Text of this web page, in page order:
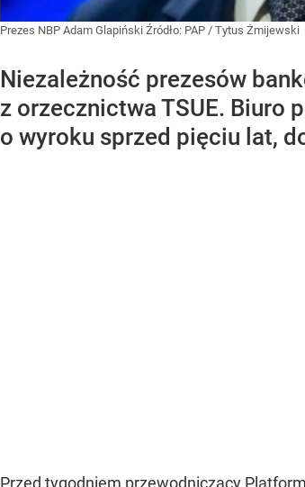
Prezes NBP Adam Glapiński Źródło: PAP / Tytus Żmijewski
Niezależność prezesów
z orzecznictwa TSUE. Biuro
o wyroku sprzed pięciu lat,
Przed tygodniem przewodniczący